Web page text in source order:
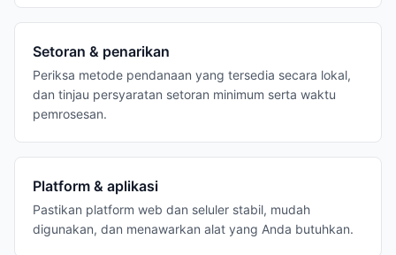
Setoran & penarikan
Periksa metode pendanaan yang tersedia secara lokal,
dan tinjau persyaratan setoran minimum serta waktu
pemrosesan.
Platform & aplikasi
Pastikan platform web dan seluler stabil, mudah
digunakan, dan menawarkan alat yang Anda butuhkan.